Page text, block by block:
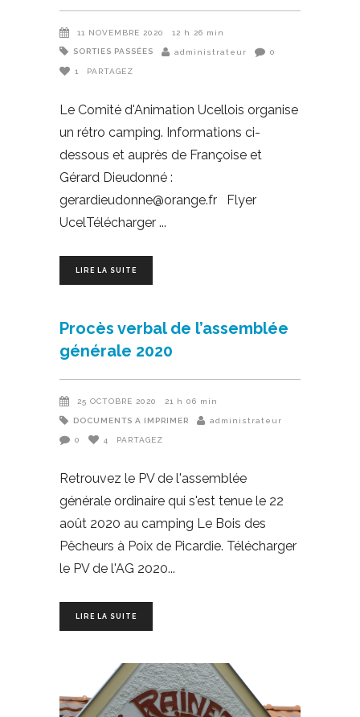
11 NOVEMBRE 2020 12 h 26 min
SORTIES PASSÉES administrateur 0
1 PARTAGEZ
Le Comité d'Animation Ucellois organise
un rétro camping. Informations ci-
dessous et auprès de Françoise et
Gérard Dieudonné :
gerardieudonne@orange.fr Flyer
UcelTélécharger
LIRE LA SUITE
Procès verbal de l’assemblée
générale 2020
25 OCTOBRE 2020 21 h 06 min
DOCUMENTS A IMPRIMER administrateur
0 4 PARTAGEZ
Retrouvez le PV de l'assemblée
générale ordinaire qui s'est tenue le 22
août 2020 au camping Le Bois des
Pêcheurs à Poix de Picardie. Télécharger
le PV de l'AG 2020
LIRE LA SUITE